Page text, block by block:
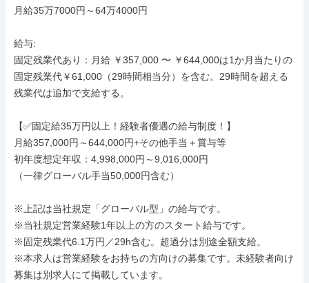
月給35万7000円～64万4000円
給与:
固定残業代あり：月給 ￥357,000 〜 ￥644,000は1か月当たりの
固定残業代￥61,000（29時間相当分）を含む。29時間を超える
残業代は追加で支給する。
【✅固定給35万円以上！経験者優遇の給与制度！】
月給357,000円～644,000円+その他手当＋賞与等
初年度想定年収：4,998,000円～9,016,000円
（一律グローバル手当50,000円含む）
※上記は当社規定「グローバル型」の給与です。
※当社規定営業経験1年以上の方のスタート給与です。
※固定残業代6.1万円／29h含む。超過分は別途全額支給。
※本求人は営業経験をお持ちの方向けの募集です。未経験者向け
募集は別求人にて掲載しています。